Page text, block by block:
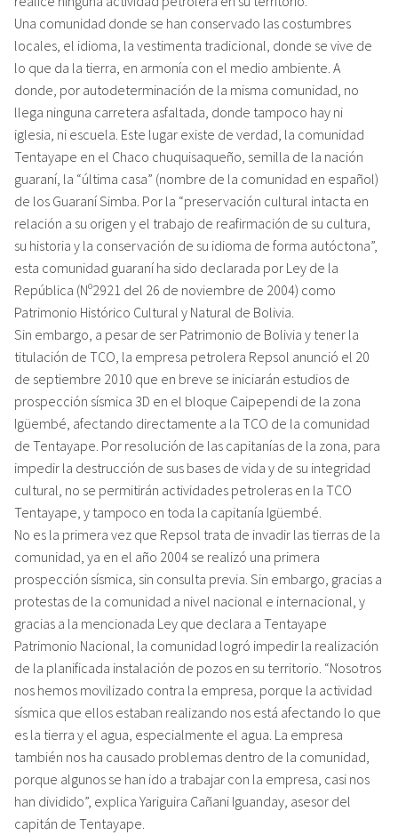
Una comunidad donde se han conservado las costumbres
locales, el idioma, la vestimenta tradicional, donde se vive de
lo que da la tierra, en armonía con el medio ambiente. A
donde, por autodeterminación de la misma comunidad, no
llega ninguna carretera asfaltada, donde tampoco hay ni
iglesia, ni escuela. Este lugar existe de verdad, la comunidad
Tentayape en el Chaco chuquisaqueño, semilla de la nación
guaraní, la “última casa” (nombre de la comunidad en español)
de los Guaraní Simba. Por la “preservación cultural intacta en
relación a su origen y el trabajo de reafirmación de su cultura,
su historia y la conservación de su idioma de forma autóctona”,
esta comunidad guaraní ha sido declarada por Ley de la
República (Nº2921 del 26 de noviembre de 2004) como
Patrimonio Histórico Cultural y Natural de Bolivia.
Sin embargo, a pesar de ser Patrimonio de Bolivia y tener la
titulación de TCO, la empresa petrolera Repsol anunció el 20
de septiembre 2010 que en breve se iniciarán estudios de
prospección sísmica 3D en el bloque Caipependi de la zona
Igüembé, afectando directamente a la TCO de la comunidad
de Tentayape. Por resolución de las capitanías de la zona, para
impedir la destrucción de sus bases de vida y de su integridad
cultural, no se permitirán actividades petroleras en la TCO
Tentayape, y tampoco en toda la capitanía Igüembé.
No es la primera vez que Repsol trata de invadir las tierras de la
comunidad, ya en el año 2004 se realizó una primera
prospección sísmica, sin consulta previa. Sin embargo, gracias a
protestas de la comunidad a nivel nacional e internacional, y
gracias a la mencionada Ley que declara a Tentayape
Patrimonio Nacional, la comunidad logró impedir la realización
de la planificada instalación de pozos en su territorio. “Nosotros
nos hemos movilizado contra la empresa, porque la actividad
sísmica que ellos estaban realizando nos está afectando lo que
es la tierra y el agua, especialmente el agua. La empresa
también nos ha causado problemas dentro de la comunidad,
porque algunos se han ido a trabajar con la empresa, casi nos
han dividido”, explica Yariguira Cañani Iguanday, asesor del
capitán de Tentayape.